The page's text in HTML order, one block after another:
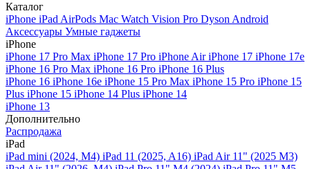
Каталог
iPhone iPad AirPods Mac Watch Vision Pro Dyson Android
Аксессуары Умные гаджеты
iPhone
iPhone 17 Pro Max iPhone 17 Pro iPhone AiriPhone 17 iPhone 17e
iPhone 16 Pro Max iPhone 16 Pro iPhone 16 Plus
iPhone 16 iPhone 16e iPhone 15 Pro Max iPhone 15 Pro iPhone 15
Plus iPhone 15 iPhone 14 Plus iPhone 14
iPhone 13
Дополнительно
Распродажа
iPad
iPad mini (2024, M4) iPad 11 (2025, A16) iPad Air 11" (2025 M3)